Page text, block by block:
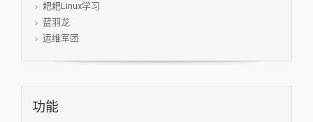
耙耙Linux学习
蓝羽龙
运维军团
功能